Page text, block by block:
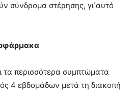
σύνδρομα στέρησης, γι΄αυτό
τα περισσότερα συμπτώματα
4 εβδομάδων μετά τη διακοπή